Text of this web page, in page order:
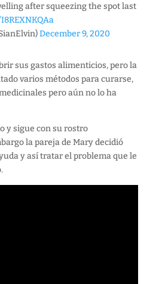
after squeezing the spot last
December 9, 2020
sus gastos alimenticios, pero la
varios métodos para curarse,
pero aún no lo ha
y sigue con su rostro
la pareja de Mary decidió
y así tratar el problema que le